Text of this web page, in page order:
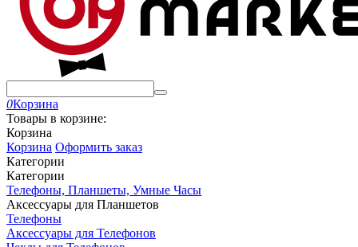
0Корзина
Товары в корзине:
Корзина
Корзина Оформить заказ
Категории
Категории
Телефоны, Планшеты, Умные Часы
Аксессуары для Планшетов
Телефоны
Аксессуары для Телефонов